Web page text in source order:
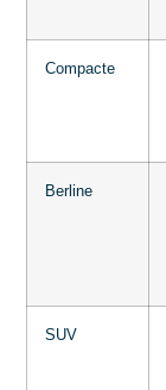
Compacte
Berline
SUV